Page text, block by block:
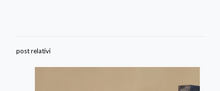
post relativi